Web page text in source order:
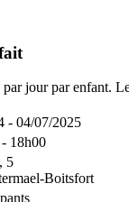
jour par enfant.
- 04/07/2025
18h00
5
Boitsfort